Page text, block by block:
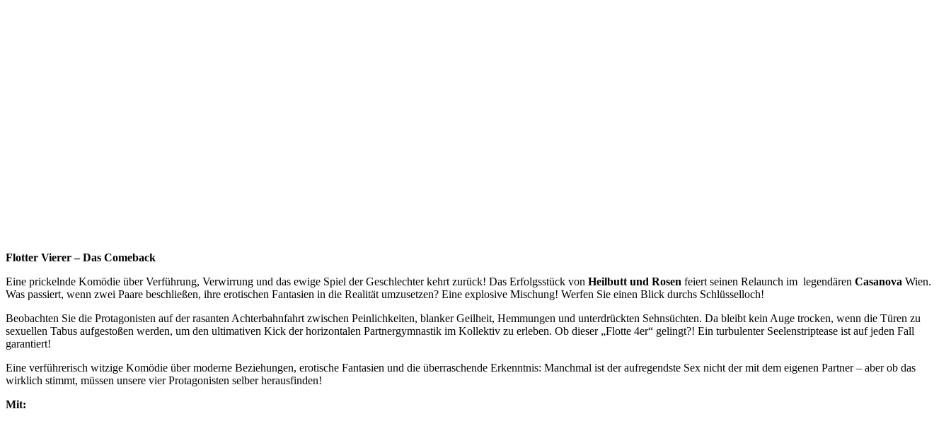
Flotter Vierer – Das Comeback
Eine prickelnde Komödie über Verführung, Verwirrung und das ewige Spiel der Geschlechter kehrt zurück! Das Erfolgsstück von Heilbutt und Rosen feiert seinen Relaunch im legendären Casanova Wien.
Was passiert, wenn zwei Paare beschließen, ihre erotischen Fantasien in die Realität umzusetzen? Eine explosive Mischung! Werfen Sie einen Blick durchs Schlüsselloch!
Beobachten Sie die Protagonisten auf der rasanten Achterbahnfahrt zwischen Peinlichkeiten, blanker Geilheit, Hemmungen und unterdrückten Sehnsüchten. Da bleibt kein Auge trocken, wenn die Türen zu
sexuellen Tabus aufgestoßen werden, um den ultimativen Kick der horizontalen Partnergymnastik im Kollektiv zu erleben. Ob dieser „Flotte 4er“ gelingt?! Ein turbulenter Seelenstriptease ist auf jeden Fall
garantiert!
Eine verführerisch witzige Komödie über moderne Beziehungen, erotische Fantasien und die überraschende Erkenntnis: Manchmal ist der aufregendste Sex nicht der mit dem eigenen Partner – aber ob das
wirklich stimmt, müssen unsere vier Protagonisten selber herausfinden!
Mit: